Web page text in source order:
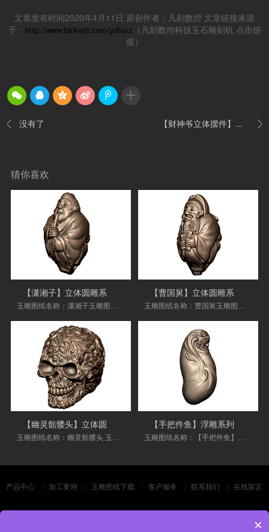
文章发布时间2020年4月11日 原创作者：凡刻数控 文章链接来源
于： http://www.fankerjt.com/ydtuxz （凡刻数控科技玉石雕刻机 点击链
接）
 没有了 
【财神爷立体摆件】立体玉石雕刻机图纸下载
猜你喜欢
玉雕图纸名称：潇湘子玉雕图纸 电脑玉雕图纸型 玉雕图纸名称：曹国舅玉雕图纸 电脑玉雕图纸型
玉雕图纸名称：幽灵骷髅头 玉雕图纸 电脑玉雕图 玉雕图纸名称：【手把件鱼】使用范围：翡翠、
产品中心 加工案例 玉雕图纸下载 客户服务 联系我们 在线留言
×